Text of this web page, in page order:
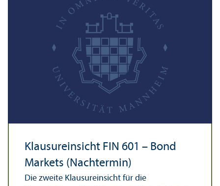
Klausureinsicht FIN 601 – Bond
Markets (Nachtermin)
Die zweite Klausureinsicht für die